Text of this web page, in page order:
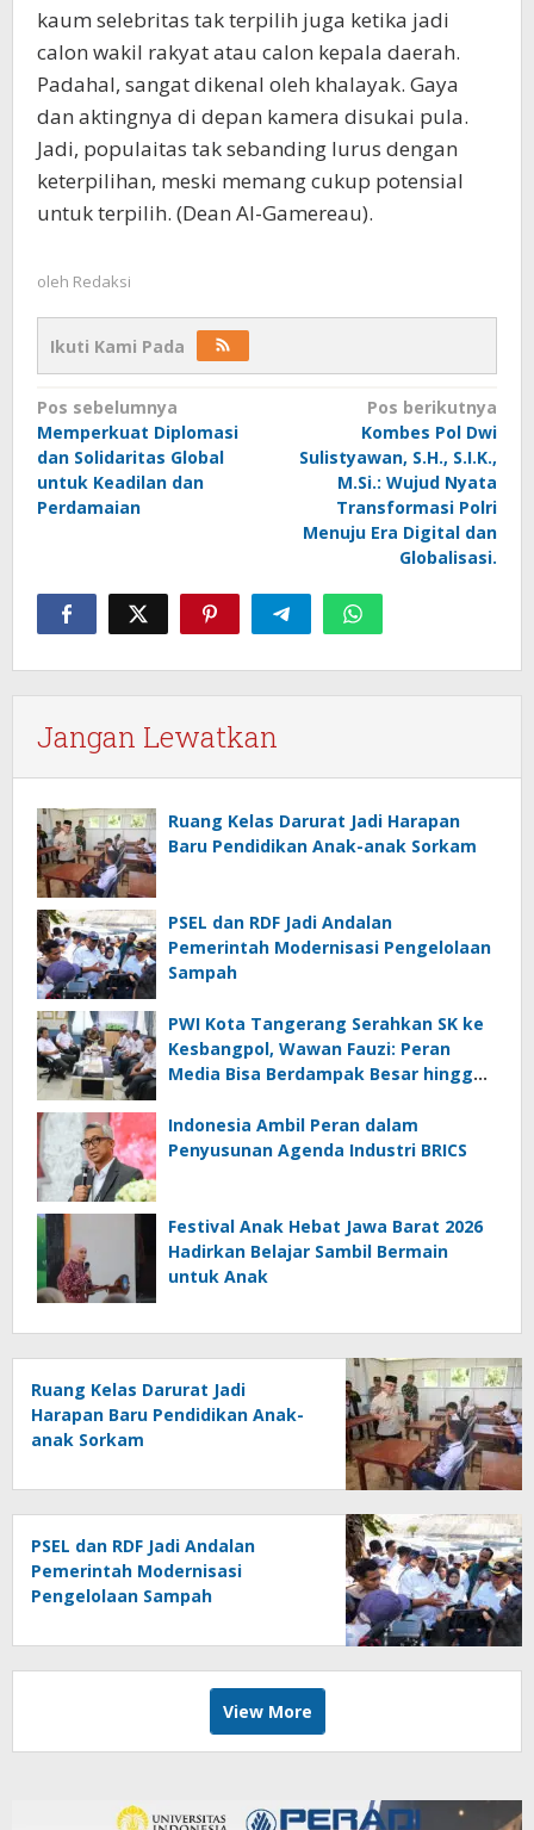
kaum selebritas tak terpilih juga ketika jadi
calon wakil rakyat atau calon kepala daerah.
Padahal, sangat dikenal oleh khalayak. Gaya
dan aktingnya di depan kamera disukai pula.
Jadi, populaitas tak sebanding lurus dengan
keterpilihan, meski memang cukup potensial
untuk terpilih. (Dean Al-Gamereau).
oleh Redaksi
Ikuti Kami Pada
Navigasi
pos
Pos sebelumnya
Memperkuat Diplomasi
dan Solidaritas Global
untuk Keadilan dan
Perdamaian
Pos berikutnya
Kombes Pol Dwi
Sulistyawan, S.H., S.I.K.,
M.Si.: Wujud Nyata
Transformasi Polri
Menuju Era Digital dan
Globalisasi.
Jangan Lewatkan
Ruang Kelas Darurat Jadi Harapan
Baru Pendidikan Anak-anak Sorkam
PSEL dan RDF Jadi Andalan
Pemerintah Modernisasi Pengelolaan
Sampah
PWI Kota Tangerang Serahkan SK ke
Kesbangpol, Wawan Fauzi: Peran
Media Bisa Berdampak Besar hingga
Indonesia Ambil Peran dalam
Penyusunan Agenda Industri BRICS
Festival Anak Hebat Jawa Barat 2026
Hadirkan Belajar Sambil Bermain
untuk Anak
Ruang Kelas Darurat Jadi
Harapan Baru Pendidikan Anak-
anak Sorkam
PSEL dan RDF Jadi Andalan
Pemerintah Modernisasi
Pengelolaan Sampah
View More